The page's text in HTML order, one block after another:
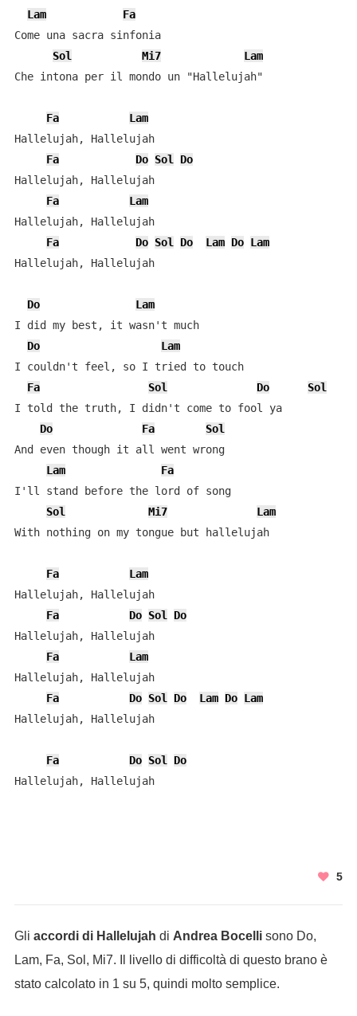
Lam
Fa
Come una sacra sinfonia
Sol
Mi7
Lam
Che intona per il mondo un "Hallelujah"
Fa
Lam
Hallelujah, Hallelujah
Fa
Do Sol
Do
Hallelujah, Hallelujah
Fa
Lam
Hallelujah, Hallelujah
Fa
Do Sol Do Lam Do Lam
Hallelujah, Hallelujah
Do
Lam
I did my best, it wasn't much
Do
Lam
I couldn't feel, so I tried to touch
Fa
Sol Do
Sol
I told the truth, I didn't come to fool ya
Do
Fa
Sol
And even though it all went wrong
Lam
Fa
I'll stand before the lord of song
Sol
Mi7
Lam
With nothing on my tongue but hallelujah
Fa
Lam
Hallelujah, Hallelujah
Fa
Do Sol
Do
Hallelujah, Hallelujah
Fa
Lam
Hallelujah, Hallelujah
Fa
Do Sol Do Lam Do Lam
Hallelujah, Hallelujah
Fa Do Sol
Do
Hallelujah, Hallelujah
5
Gli accordi di Hallelujah di Andrea Bocellisono Do,
Lam, Fa, Sol, Mi7. Il livello di difficoltà di questo brano è
stato calcolato in 1 su 5, quindi molto semplice.